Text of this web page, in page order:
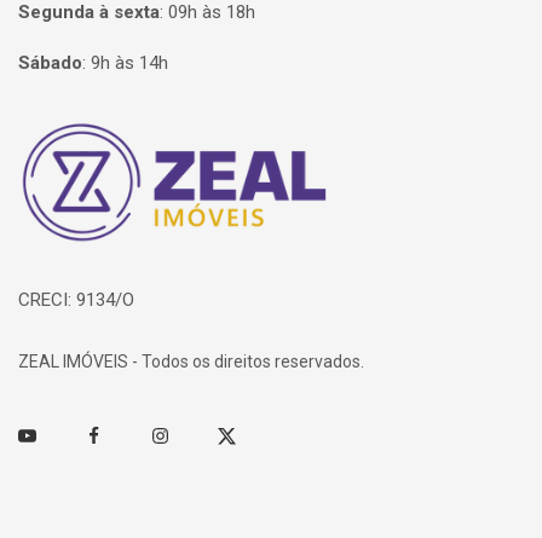
Segunda à sexta: 09h às 18h
Sábado: 9h às 14h
Página inicial
CRECI: 9134/O
ZEAL IMÓVEIS - Todos os direitos reservados.
Youtube FacebookInstagramTwitter